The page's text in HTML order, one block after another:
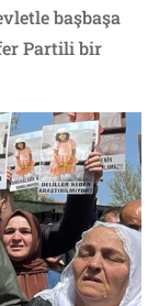
başbaşa
Partili bir